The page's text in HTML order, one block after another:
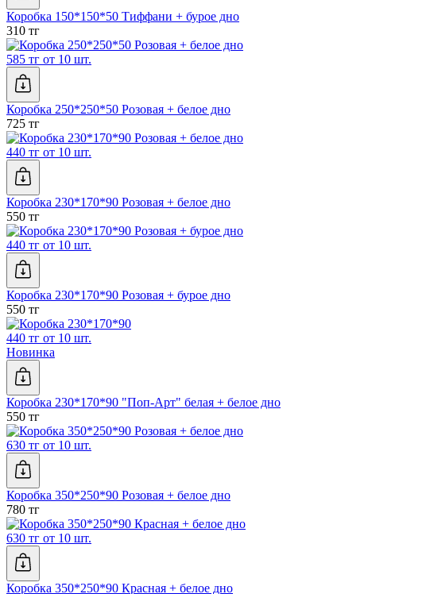
Коробка 150*150*50 Тиффани + бурое дно
310 тг
585 тг от 10 шт.
Коробка 250*250*50 Розовая + белое дно
725 тг
440 тг от 10 шт.
Коробка 230*170*90 Розовая + белое дно
550 тг
440 тг от 10 шт.
Коробка 230*170*90 Розовая + бурое дно
550 тг
440 тг от 10 шт.
Новинка
Коробка 230*170*90 "Поп-Арт" белая + белое дно
550 тг
630 тг от 10 шт.
Коробка 350*250*90 Розовая + белое дно
780 тг
630 тг от 10 шт.
Коробка 350*250*90 Красная + белое дно